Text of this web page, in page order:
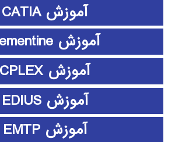
آموزش CATIA
آموزش clementine
آموزش CPLEX
آموزش EDIUS
آموزش EMTP